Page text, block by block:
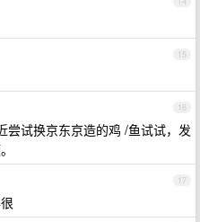
15
16
尝试换京东京造的鸡 /鱼试试，发
17